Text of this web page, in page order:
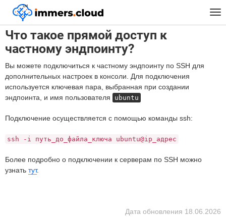
™
Главная FAQ Что такое прямой доступ к частному эндпоинту?
Что такое прямой доступ к
частному эндпоинту?
Вы можете подключиться к частному эндпоинту по SSH для
дополнительных настроек в консоли. Для подключения
используется ключевая пара, выбранная при создании
эндпоинта, и имя пользователя
ubuntu
Подключение осуществляется с помощью команды ssh:
ssh -i путь_до_файла_ключа ubuntu@ip_адрес
Более подробно о подключении к серверам по SSH можно
узнать тут.
Дата обновления 18.06.2026